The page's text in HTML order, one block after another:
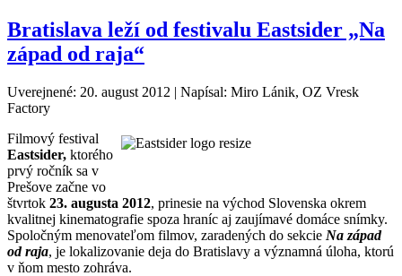
Bratislava leží od festivalu Eastsider „Na
západ od raja“
Uverejnené: 20. august 2012 | Napísal: Miro Lánik, OZ Vresk
Factory
Filmový festival
Eastsider, ktorého
prvý ročník sa v
Prešove začne vo
štvrtok 23. augusta 2012, prinesie na východ Slovenska okrem
kvalitnej kinematografie spoza hraníc aj zaujímavé domáce snímky.
Spoločným menovateľom filmov, zaradených do sekcie Na západ
od raja, je lokalizovanie deja do Bratislavy a významná úloha, ktorú
v ňom mesto zohráva.